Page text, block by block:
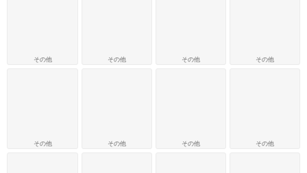
その他
その他
その他
その他
その他
その他
その他
その他